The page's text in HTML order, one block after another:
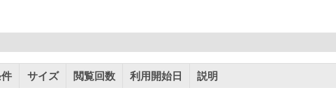
サイズ 閲覧回数 利用開始日 説明